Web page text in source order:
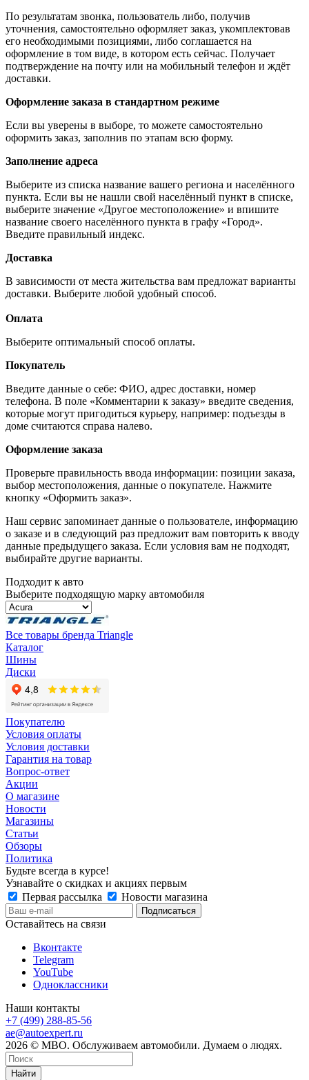
По результатам звонка, пользователь либо, получив
уточнения, самостоятельно оформляет заказ, укомплектовав
его необходимыми позициями, либо соглашается на
оформление в том виде, в котором есть сейчас. Получает
подтверждение на почту или на мобильный телефон и ждёт
доставки.
Оформление заказа в стандартном режиме
Если вы уверены в выборе, то можете самостоятельно
оформить заказ, заполнив по этапам всю форму.
Заполнение адреса
Выберите из списка название вашего региона и населённого
пункта. Если вы не нашли свой населённый пункт в списке,
выберите значение «Другое местоположение» и впишите
название своего населённого пункта в графу «Город».
Введите правильный индекс.
Доставка
В зависимости от места жительства вам предложат варианты
доставки. Выберите любой удобный способ.
Оплата
Выберите оптимальный способ оплаты.
Покупатель
Введите данные о себе: ФИО, адрес доставки, номер
телефона. В поле «Комментарии к заказу» введите сведения,
которые могут пригодиться курьеру, например: подъезды в
доме считаются справа налево.
Оформление заказа
Проверьте правильность ввода информации: позиции заказа,
выбор местоположения, данные о покупателе. Нажмите
кнопку «Оформить заказ».
Наш сервис запоминает данные о пользователе, информацию
о заказе и в следующий раз предложит вам повторить к вводу
данные предыдущего заказа. Если условия вам не подходят,
выбирайте другие варианты.
Подходит к авто
Выберите подходящую марку автомобиля
Все товары бренда Triangle
Каталог
Шины
Диски
Покупателю
Условия оплаты
Условия доставки
Гарантия на товар
Вопрос-ответ
Акции
О магазине
Новости
Магазины
Статьи
Обзоры
Политика
Будьте всегда в курсе!
Узнавайте о скидках и акциях первым
Первая рассылка
Новости магазина
Оставайтесь на связи
Вконтакте
Telegram
YouTube
Одноклассники
Наши контакты
+7 (499) 288-85-56
ae@autoexpert.ru
2026 © МВО. Обслуживаем автомобили. Думаем о людях.
Найти